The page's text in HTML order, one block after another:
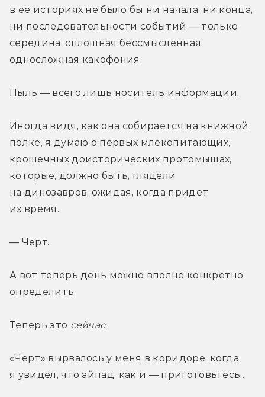
в ее историях не было бы ни начала, ни конца,
ни последовательности событий — только
середина, сплошная бессмысленная,
односложная какофония.
Пыль — всего лишь носитель информации.
Иногда видя, как она собирается на книжной
полке, я думаю о первых млекопитающих,
крошечных доисторических протомышах,
которые, должно быть, глядели
на динозавров, ожидая, когда придет
их время.
— Черт.
А вот теперь день можно вполне конкретно
определить.
Теперь это сейчас.
«Черт» вырвалось у меня в коридоре, когда
я увидел, что айпад, как и — приготовьтесь...